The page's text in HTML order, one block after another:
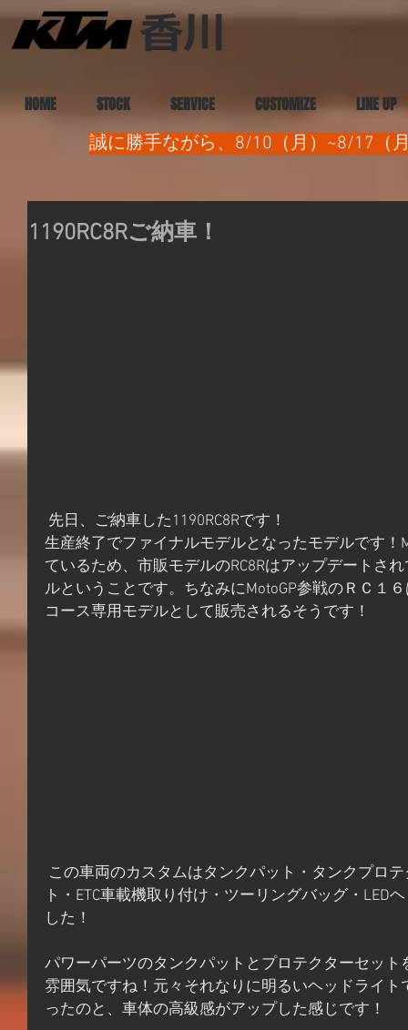
HOME STOCK SERVICE CUSTOMIZE LINE UP
誠に勝手ながら、8/10（月）~8/17（
1190RC8Rご納車！
先日、ご納車した1190RC8Rです！
生産終了でファイナルモデルとなったモデルです！
ているため、市販モデルのRC8Rはアップデートさ
ルということです。ちなみにMotoGP参戦のＲＣ１
コース専用モデルとして販売されるそうです！
ト・ETC車載機取り付け・ツーリングバッグ・LED
した！
パワーパーツのタンクパットとプロテクターセッ
雰囲気ですね！元々それなりに明るいヘッドライト
ったのと、車体の高級感がアップした感じです！